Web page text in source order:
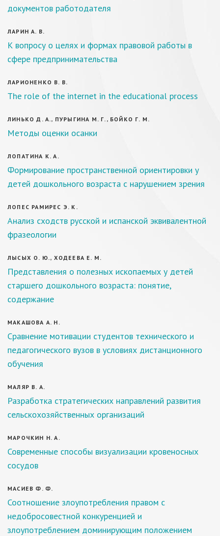
документов работодателя
ЛАРИН А. В.
К вопросу о целях и формах правовой работы в
сфере предпринимательства
ЛАРИОНЕНКО В. В.
The role of the internet in the educational process
ЛИНЬКО Д. А., ПУРЫГИНА М. Г., БОЙКО Г. М.
Методы оценки осанки
ЛОПАТИНА К. А.
Формирование пространственной ориентировки у
детей дошкольного возраста с нарушением зрения
ЛОПЕС РАМИРЕС Э. К.
Анализ сходств русской и испанской эквивалентной
фразеологии
ЛЫСЫХ О. Ю., ХОДЕЕВА Е. М.
Представления о полезных ископаемых у детей
старшего дошкольного возраста: понятие,
содержание
МАКАШОВА А. Н.
Сравнение мотивации студентов технического и
педагогического вузов в условиях дистанционного
обучения
МАЛЯР В. А.
Разработка стратегических направлений развития
сельскохозяйственных организаций
МАРОЧКИН Н. А.
Современные способы визуализации кровеносных
сосудов
МАСИЕВ Ф. Ф.
Соотношение злоупотребления правом с
недобросовестной конкуренцией и
злоупотреблением доминирующим положением